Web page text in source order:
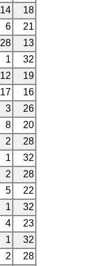
14
18
6
21
28
13
1
32
12
19
17
16
3
26
8
20
2
28
1
32
2
28
5
22
1
32
4
23
1
32
2
28